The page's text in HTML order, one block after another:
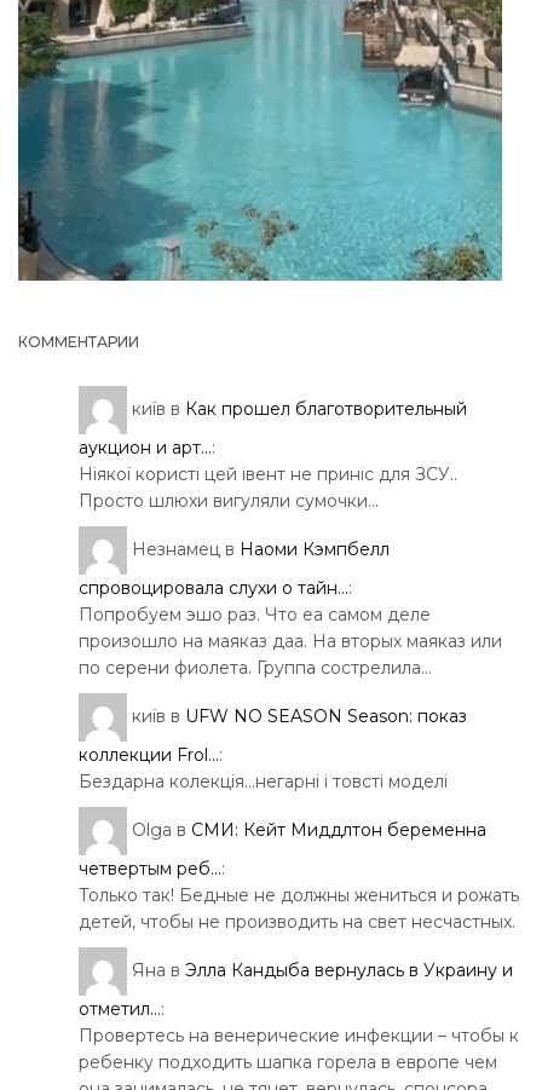
КОММЕНТАРИИ
київ в Как прошел благотворительный
аукцион и арт...:
Ніякої користі цей івент не приніс для ЗСУ..
Просто шлюхи вигуляли сумочки…
Незнамец в Наоми Кэмпбелл
спровоцировала слухи о тайн...:
Попробуем эшо раз. Что еа самом деле
произошло на маяказ даа. На вторых маяказ или
по серени фиолета. Группа сострелила…
київ в UFW NO SEASON Season: показ
коллекции Frol...:
Бездарна колекція…негарні і товсті моделі
Olga в СМИ: Кейт Миддлтон беременна
четвертым реб...:
Только так! Бедные не должны жениться и рожать
детей, чтобы не производить на свет несчастных.
Яна в Элла Кандыба вернулась в Украину и
отметил...:
Провертесь на венерические инфекции – чтобы к
ребенку подходить шапка горела в европе чем